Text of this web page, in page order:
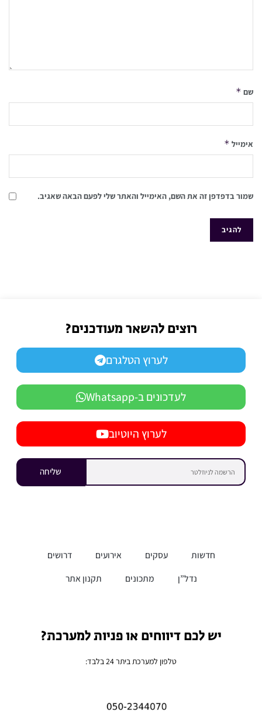
שם *
אימייל *
שמור בדפדפן זה את השם, האימייל והאתר שלי לפעם הבאה שאגיב.
רוצים להשאר מעודכנים?
לערוץ הטלגרם
לעדכונים ב-Whatsapp
לערוץ היוטיוב
שליחה
חדשות עסקים אירועים
דרושים
נדל”ן
מתכונים תקנון אתר
יש לכם דיווחים או פניות למערכת?
טלפון למערכת ביתר 24 בלבד: